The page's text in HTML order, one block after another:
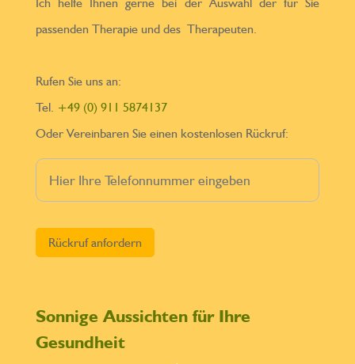
passenden Therapie und des Therapeuten.
Rufen Sie uns an:
Tel. +49 (0) 911 5874137
Oder Vereinbaren Sie einen kostenlosen Rückruf:
Sonnige Aussichten für Ihre
Gesundheit